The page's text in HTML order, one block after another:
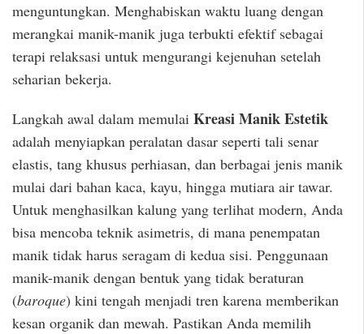
menguntungkan. Menghabiskan waktu luang dengan
merangkai manik-manik juga terbukti efektif sebagai
terapi relaksasi untuk mengurangi kejenuhan setelah
seharian bekerja.
Langkah awal dalam memulai Kreasi Manik Estetik
adalah menyiapkan peralatan dasar seperti tali senar
elastis, tang khusus perhiasan, dan berbagai jenis manik
mulai dari bahan kaca, kayu, hingga mutiara air tawar.
Untuk menghasilkan kalung yang terlihat modern, Anda
bisa mencoba teknik asimetris, di mana penempatan
manik tidak harus seragam di kedua sisi. Penggunaan
manik-manik dengan bentuk yang tidak beraturan
(baroque) kini tengah menjadi tren karena memberikan
kesan organik dan mewah. Pastikan Anda memilih